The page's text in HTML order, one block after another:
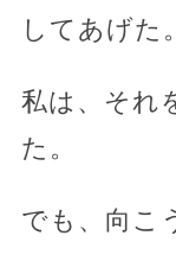
してあげた。
私は、それ
た。
でも、向こ